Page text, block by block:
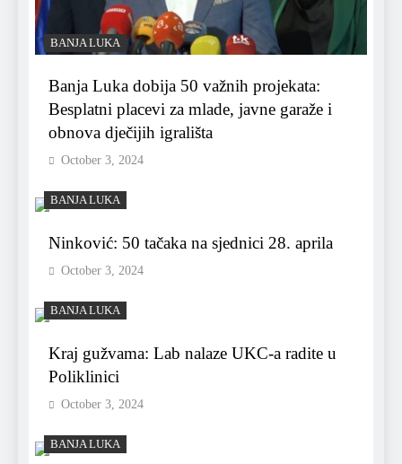
BANJA LUKA
Banja Luka dobija 50 važnih projekata:
Besplatni placevi za mlade, javne garaže i
obnova dječijih igrališta
October 3, 2024
BANJA LUKA
Ninković: 50 tačaka na sjednici 28. aprila
October 3, 2024
BANJA LUKA
Kraj gužvama: Lab nalaze UKC-a radite u
Poliklinici
October 3, 2024
BANJA LUKA